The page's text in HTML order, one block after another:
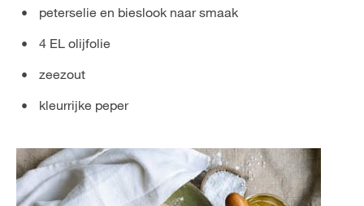
peterselie en bieslook naar smaak
4 EL olijfolie
zeezout
kleurrijke peper